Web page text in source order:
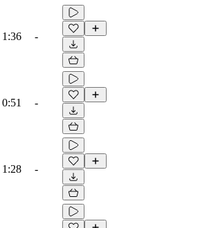
1:36 -
0:51 -
1:28 -